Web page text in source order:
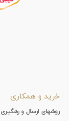
خرید و همکاری
روشهای ارسال و رهگیری